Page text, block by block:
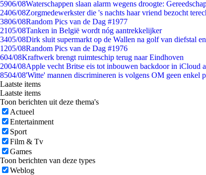
5906/08Waterschappen slaan alarm wegens droogte:
2406/08Zorgmedewerkster die 's nachts haar vriend bezocht
3806/08Random Pics van de Dag #1977
2105/08Tanken in België wordt nóg aantrekkelijker
3405/08Dirk sluit supermarkt op de Wallen na golf van diefstal
1205/08Random Pics van de Dag #1976
604/08Kraftwerk brengt ruimteschip terug naar Eindhoven
2004/08Apple vecht Britse eis tot inbouwen backdoor in iCloud
8504/08'Witte' mannen discrimineren is volgens OM geen enkel
Laatste items
Laatste items
Toon berichten uit deze thema's
Actueel
Entertainment
Sport
Film & Tv
Games
Toon berichten van deze types
Weblog